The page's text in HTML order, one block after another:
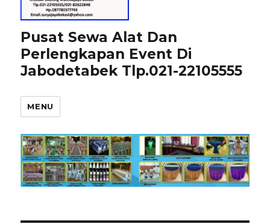
Pusat Sewa Alat Dan
Perlengkapan Event Di
Jabodetabek Tlp.021-22105555
MENU